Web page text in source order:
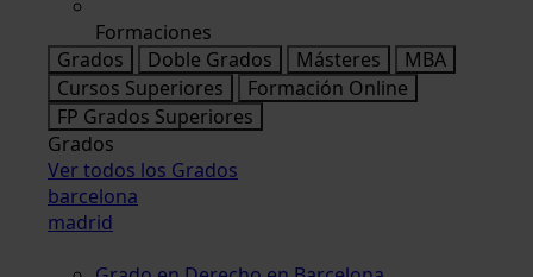
Formaciones
Grados
Doble Grados Másteres
MBA
Cursos Superiores
Formación Online
FP Grados Superiores
Grados
Ver todos los Grados
barcelona
madrid